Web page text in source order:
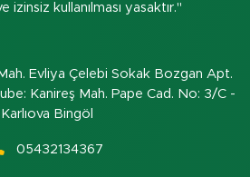
izinsiz kullanılması yasaktır."
Evliya Çelebi Sokak Bozgan Apt.
Kanireş Mah. Pape Cad. No: 3/C -
Karlıova Bingöl
05432134367